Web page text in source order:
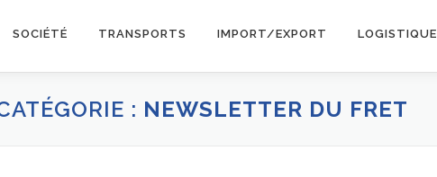
SOCIÉTÉ TRANSPORTS IMPORT/EXPORT LOGISTIQUE
: NEWSLETTER DU FRET